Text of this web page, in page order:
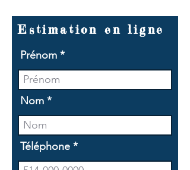
Estimation en ligne
Prénom
Nom
Téléphone